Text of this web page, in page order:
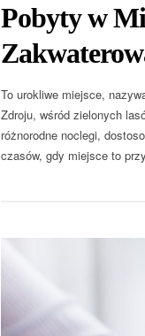
Pobyty w
To urokliwe miejsce,
Zdroju, wśród zielonych
różnorodne noclegi,
czasów, gdy miejsce to